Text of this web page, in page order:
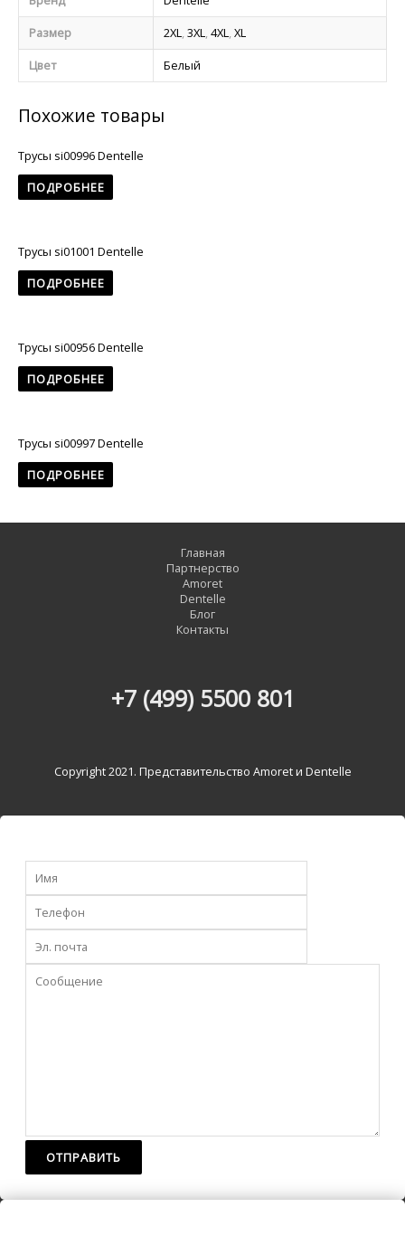
Размер
2XL,3XL,4XL,XL
Цвет
Белый
Похожие товары
Трусы si00996 Dentelle
ПОДРОБНЕЕ
Трусы si01001 Dentelle
ПОДРОБНЕЕ
Трусы si00956 Dentelle
ПОДРОБНЕЕ
Трусы si00997 Dentelle
ПОДРОБНЕЕ
Главная
Партнерство
Amoret
Dentelle
Блог
Контакты
+7 (499) 5500 801
Copyright 2021. Представительство Amoret и Dentelle